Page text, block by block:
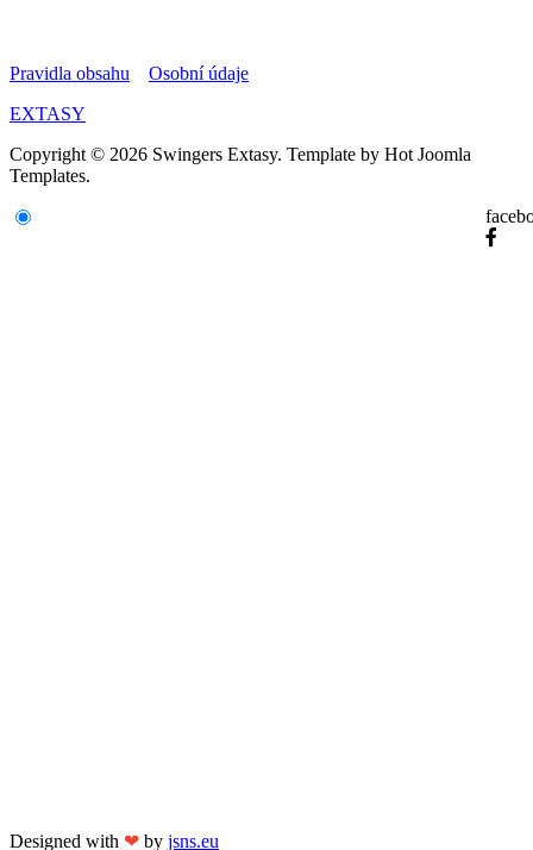
Pravidla obsahu
Osobní údaje
EXTASY
Copyright © 2026 Swingers Extasy. Template by Hot Joomla
Templates.
Designed with ❤ by jsns.eu